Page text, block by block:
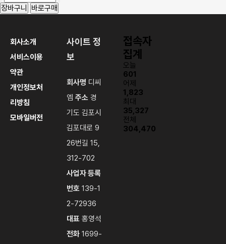
장바구니
바로구매
회사소개
서비스이용
약관
개인정보처
리방침
모바일버전
사이트 정
보
회사명 디씨
엠 주소 경
기도 김포시
김포대로 9
26번길 15,
312-702
사업자 등록
번호 139-1
2-72936
대표 홍영석
전화 1699-
접속자
집계
오늘
601
어제
1,823
최대
35,327
전체
304,470